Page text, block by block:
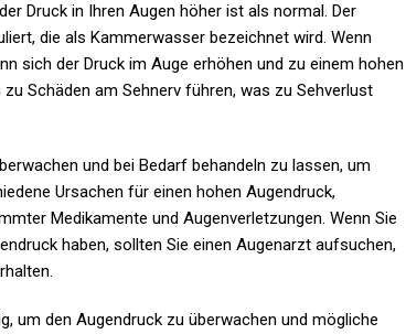
Druck in Ihren Augen höher ist als normal. Der
die als Kammerwasser bezeichnet wird. Wenn
sich der Druck im Auge erhöhen und zu einem hohen
Schäden am Sehnerv führen, was zu Sehverlust
und bei Bedarf behandeln zu lassen, um
Ursachen für einen hohen Augendruck,
Medikamente und Augenverletzungen. Wenn Sie
haben, sollten Sie einen Augenarzt aufsuchen,
um den Augendruck zu überwachen und mögliche